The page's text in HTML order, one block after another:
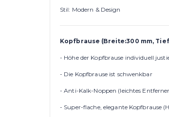
Stil: Modern & Design
Kopfbrause (Breite:30 0 mm,
- Höhe der Kopfbrause individuell
- Die Kopfbrause ist schwenkbar
- Anti-Kalk-Noppen (leichtes
- Super-flache, elegante Kopfbrause